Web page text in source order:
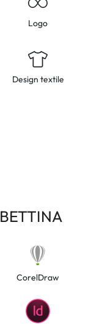
Logo
Design textile
CorelDraw